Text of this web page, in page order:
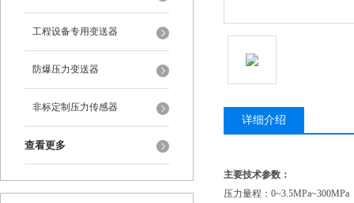
工程设备专用变送器
防爆压力变送器
非标定制压力传感器
查看更多
详细介绍
主要技术参数：
压力量程：0~3.5MPa~300MPa